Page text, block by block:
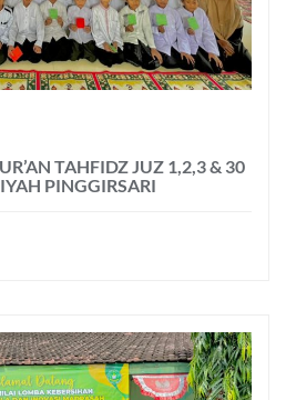
TAHFIDZ JUZ 1,2,3 & 30
PINGGIRSARI